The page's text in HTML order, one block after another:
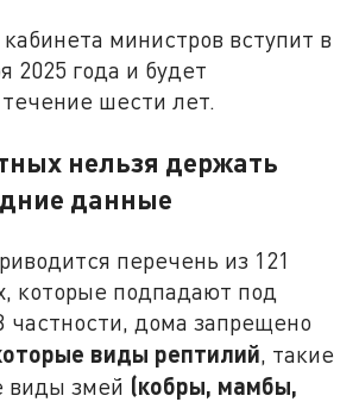
министров вступит в
2025 года и будет
шести лет.
нельзя держать
данные
перечень из 121
которые подпадают под
частности, дома запрещено
виды рептилий, такие
виды змей (кобры, мамбы,